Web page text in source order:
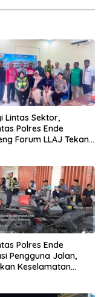
Lintas Sektor,
Polres Ende
Forum LLAJ Tekan
Polres Ende
Pengguna Jalan,
Keselamatan